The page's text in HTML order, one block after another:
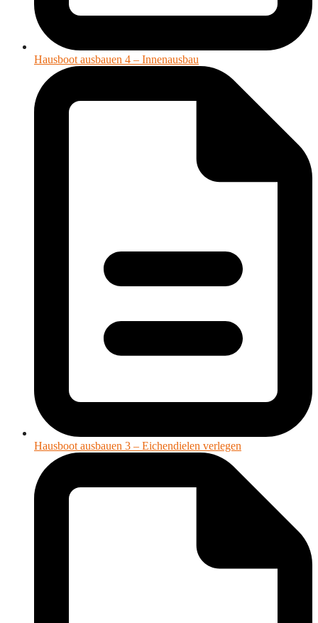
Hausboot ausbauen 4 – Innenausbau
Hausboot ausbauen 3 – Eichendielen verlegen